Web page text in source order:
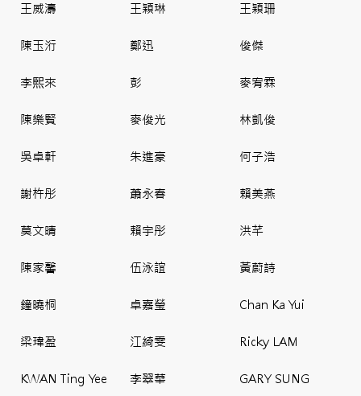
王威濤 王穎琳 王穎珊
陳玉洐 鄭迅 俊傑
李𤋮來 彭 麥宥霖
陳樂賢 麥俊光 林凱俊
吳卓軒 朱進豪 何子浩
謝杵彤 蕭永春 賴美燕
莫文晴 賴宇彤 洪芊
陳家馨 伍泳誼 黃蔚詩
鐘曉桐 卓嘉瑩 Chan Ka Yui
梁瑋盈 江綺雯 Ricky LAM
KWAN Ting Yee 李翠華 GARY SUNG